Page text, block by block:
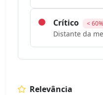
Crítico < 60%
Distante da
Relevância